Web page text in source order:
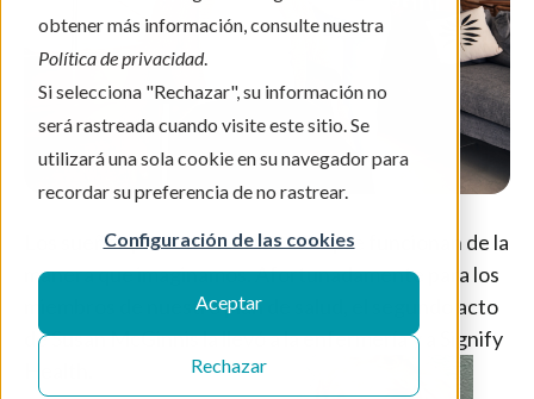
obtener más información, consulte nuestra
Política de privacidad.
Si selecciona "Rechazar", su información no
será rastreada cuando visite este sitio. Se
utilizará una sola cookie en su navegador para
recordar su preferencia de no rastrear.
Configuración de las cookies
Aceptar
Rechazar
Los sueños profesionales no siempre funcionan de la
manera que imaginamos. Afortunadamente para los
miembros de nuestro plan de salud, el segundo acto
de Susan McGinnis la llevó a la enfermería y a Signify